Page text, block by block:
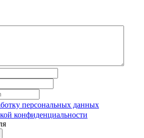
персональных данных
конфиденциальности